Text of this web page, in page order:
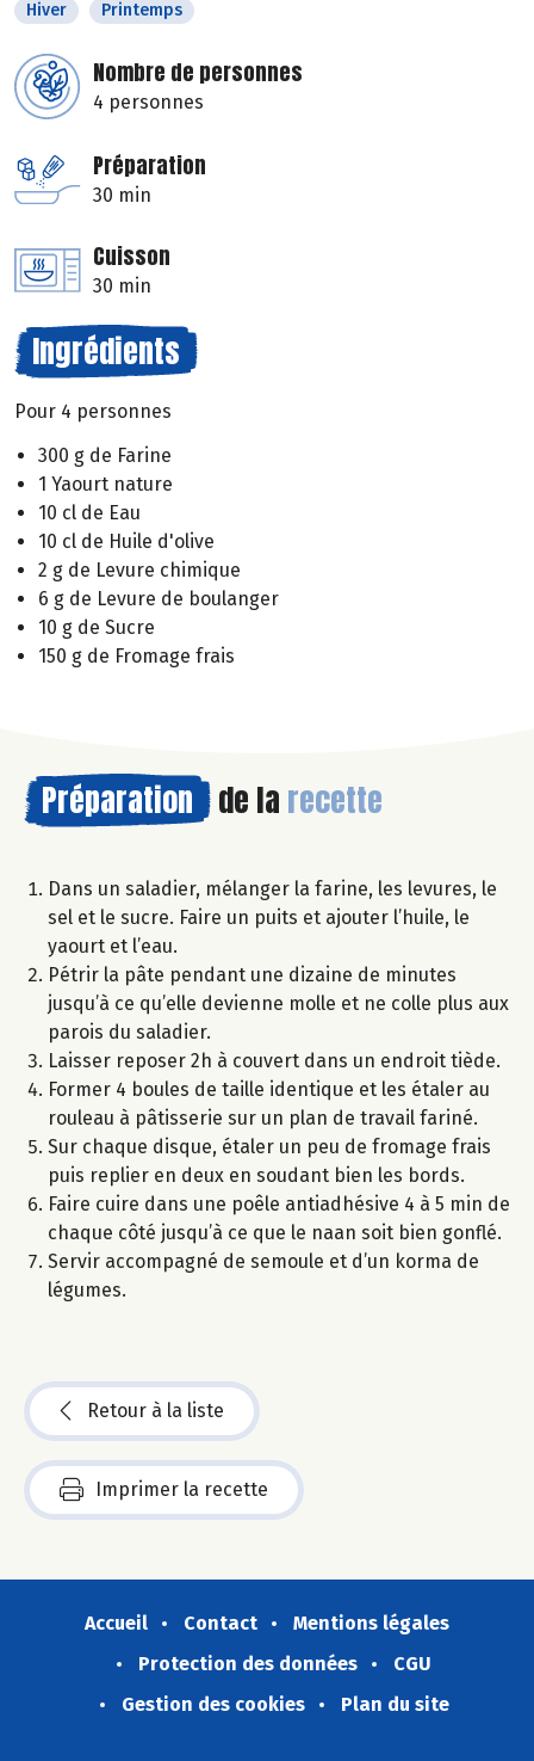
Hiver
Printemps
Nombre de personnes
4 personnes
Préparation
30 min
Cuisson
30 min
Ingrédients
Pour 4 personnes
300 g de Farine
1 Yaourt nature
10 cl de Eau
10 cl de Huile d'olive
2 g de Levure chimique
6 g de Levure de boulanger
10 g de Sucre
150 g de Fromage frais
Préparation de la recette
Dans un saladier, mélanger la farine, les levures, le
sel et le sucre. Faire un puits et ajouter l’huile, le
yaourt et l’eau.
Pétrir la pâte pendant une dizaine de minutes
jusqu’à ce qu’elle devienne molle et ne colle plus aux
parois du saladier.
Laisser reposer 2h à couvert dans un endroit tiède.
Former 4 boules de taille identique et les étaler au
rouleau à pâtisserie sur un plan de travail fariné.
Sur chaque disque, étaler un peu de fromage frais
puis replier en deux en soudant bien les bords.
Faire cuire dans une poêle antiadhésive 4 à 5 min de
chaque côté jusqu’à ce que le naan soit bien gonflé.
Servir accompagné de semoule et d’un korma de
légumes.
Retour à la liste
Imprimer la recette
Accueil Contact
Mentions légales
Protection des données
CGU
Gestion des cookies
Plan du site